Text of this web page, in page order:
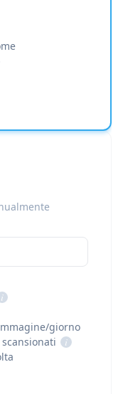
i
giorno
i